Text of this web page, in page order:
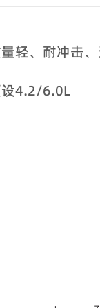
轻、耐冲击
4.2/6.0L